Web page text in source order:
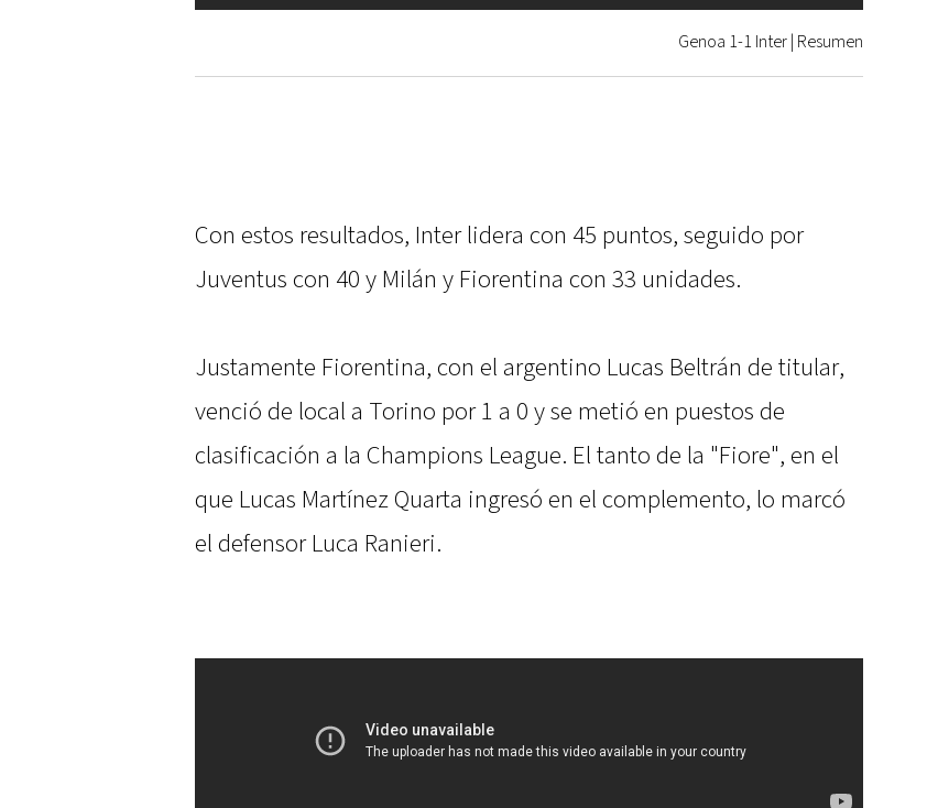
Genoa 1-1 Inter | Resumen
Con estos resultados, Inter lidera con 45 puntos, seguido por
Juventus con 40 y Milán y Fiorentina con 33 unidades.
Justamente Fiorentina, con el argentino Lucas Beltrán de titular,
venció de local a Torino por 1 a 0 y se metió en puestos de
clasificación a la Champions League. El tanto de la "Fiore", en el
que Lucas Martínez Quarta ingresó en el complemento, lo marcó
el defensor Luca Ranieri.